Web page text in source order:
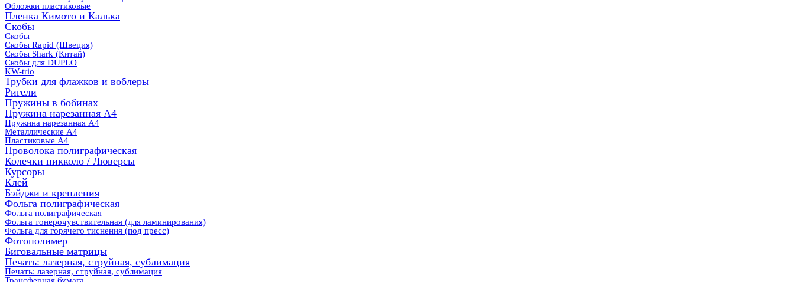
Обложки пластиковые
Пленка Кимото и Калька
Скобы
Скобы
Скобы Rapid (Швеция)
Скобы Shark (Китай)
Скобы для DUPLO
KW-trio
Трубки для флажков и воблеры
Ригели
Пружины в бобинах
Пружина нарезанная А4
Пружина нарезанная А4
Металлические А4
Пластиковые А4
Проволока полиграфическая
Колечки пикколо / Люверсы
Курсоры
Клей
Бэйджи и крепления
Фольга полиграфическая
Фольга полиграфическая
Фольга тонерочувствительная (для ламинирования)
Фольга для горячего тиснения (под пресс)
Фотополимер
Биговальные матрицы
Печать: лазерная, струйная, сублимация
Печать: лазерная, струйная, сублимация